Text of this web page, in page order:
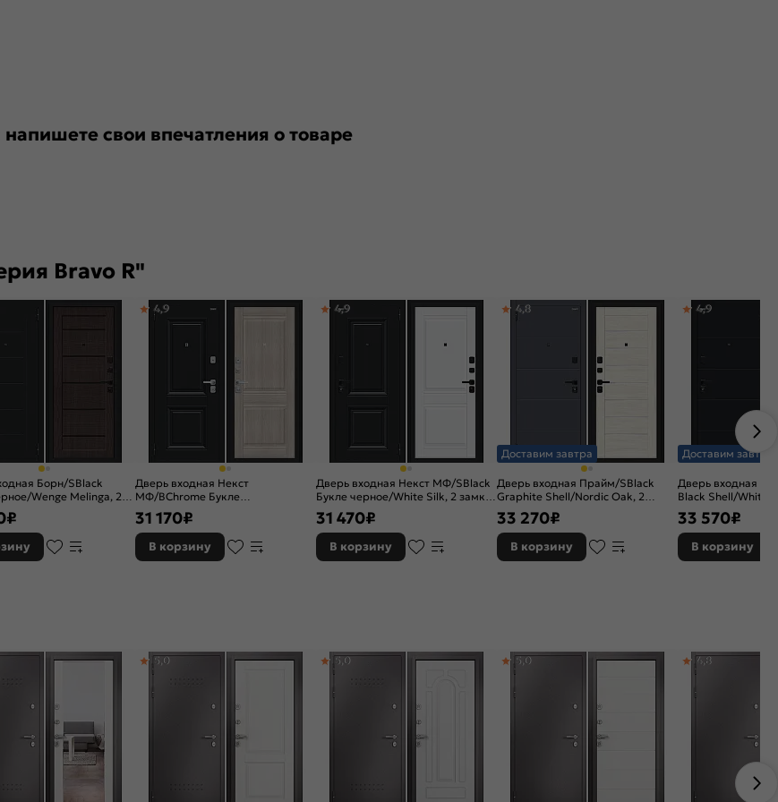
свои впечатления о товаре
Bravo R"
Борн/SBlack
Wenge Melinga, 2
задвижкой
₽
Дверь входная Некст
МФ/BChrome Букле
черное/Cappuccino Melinga, 2
замка, с ночной задвижкой
4,9
31 170₽
В корзину
Дверь входная Некст МФ/SBlack
Букле черное/White Silk, 2 замка,
с ночной задвижкой
4,9
31 470₽
В корзину
Доставим завтра
Дверь входная Прайм/SBlack
Graphite Shell/Nordic Oak, 2
замка, с ночной задвижкой
4,8
33 270₽
В корзину
Доставим завтра
Дверь входная
Black Shell/White
ночной задвижкой
4,9
33 570₽
В корзину
5,0 5,0 5,0 4,8